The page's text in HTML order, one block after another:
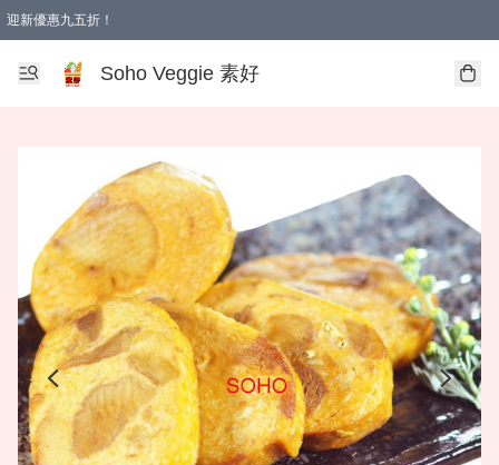
迎新優惠九五折！
Soho Veggie 素好